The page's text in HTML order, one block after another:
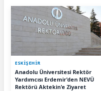
ESKIŞEHIR
Anadolu Üniversitesi Rektör
Yardımcısı Erdemir'den NEVÜ
Rektörü Aktekin'e Ziyaret